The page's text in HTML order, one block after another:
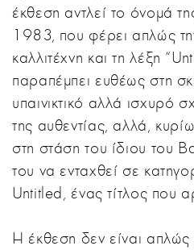
έκθεση αντλεί το όνομά
1983, που φέρει απλώς
καλλιτέχνη και τη λέξη
παραπέμπει ευθέως στη
υπαινικτικό αλλά ισχυρό
της αυθεντίας, αλλά,
στη στάση του ίδιου του
του να ενταχθεί σε
Untitled, ένας τίτλος που
Η έκθεση δεν είναι